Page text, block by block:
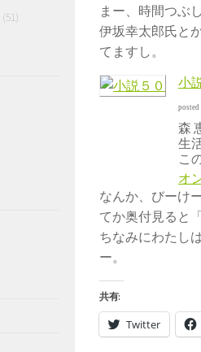
まー、時間つぶ
伊坂幸太郎氏と
てますし。
小
森
生
こ
オ
なんか、びーけ
てか奥付見ると
ちなみにわたし
ー。
共有:
Twitter
(51)